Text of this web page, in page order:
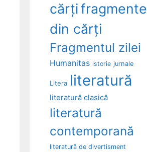
cărțifragmente
din cărți
Fragmentul zilei
Humanitas istorie jurnale
Litera literatură
literatură clasică
literatură
contemporană
literatură de divertisment